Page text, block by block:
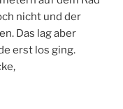
nicht und der
Das lag aber
erst los ging.